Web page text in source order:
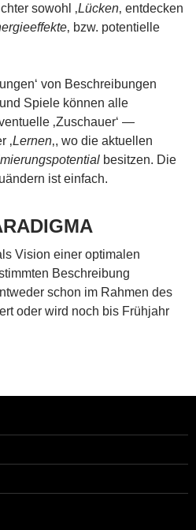
sowohl ‚Lücken‚ entdecken
‚ bzw. potentielle
von Beschreibungen
Spiele können alle
‚Zuschauer‘ —
‚Lernen‚, wo die aktuellen
besitzen. Die
ist einfach.
Vision einer optimalen
Beschreibung
schon im Rahmen des
oder wird noch bis Frühjahr